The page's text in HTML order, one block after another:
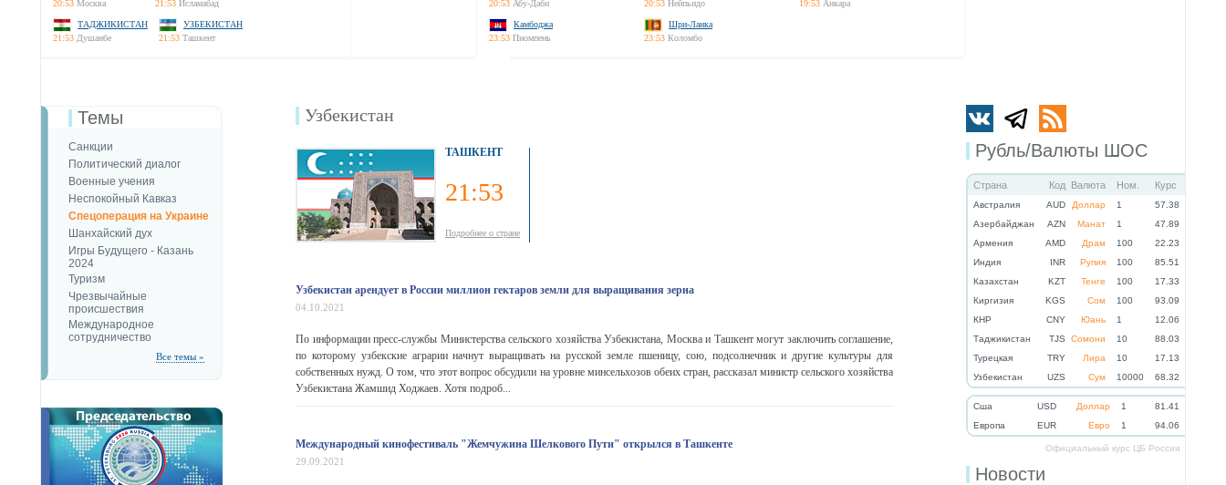
20:53 Москва
21:53 Исламабад
ТАДЖИКИСТАН
21:53 Душанбе
УЗБЕКИСТАН
21:53 Ташкент
20:53 Абу-Даби
20:53 Нейпьидо
19:53 Анкара
Камбоджа
23:53 Пномпень
Шри-Ланка
23:53 Коломбо
Рубль/Валюты ШОС
Страна Код Валюта Ном. Курс
Австралия AUD Доллар 1
57.38
Азербайджан
AZN Манат 1
47.89
Армения
AMD Драм 100
22.23
Индия
INR Рупия 100
85.51
Казахстан
KZT Тенге 100
17.33
Киргизия
KGS Сом 100
93.09
КНР
CNY Юань 1
12.06
Таджикистан
TJS Сомони 10
88.03
Турецкая
TRY Лира 10
17.13
Узбекистан
UZS Сум 10000 68.32
Cша USD Доллар 1
81.41
Eвропа
EUR Евро 1 94.06
Официальный курс ЦБ России
Новости
Темы
Санкции
Политический диалог
Военные учения
Неспокойный Кавказ
Спецоперация на Украине
Шанхайский дух
Игры Будущего - Казань
2024
Туризм
Чрезвычайные
происшествия
Международное
сотрудничество
Все темы »
Узбекистан
ТАШКЕНТ
21:53
Подробнее о стране
Узбекистан арендует в России миллион гектаров земли для выращивания зерна
04.10.2021
По информации пресс-службы Министерства сельского хозяйства Узбекистана, Москва и Ташкент могут заключить соглашение,
по которому узбекские аграрии начнут выращивать на русской земле пшеницу, сою, подсолнечник и другие культуры для
собственных нужд. О том, что этот вопрос обсудили на уровне минсельхозов обеих стран, рассказал министр сельского хозяйства
Узбекистана Жамшид Ходжаев. Хотя подроб...
Международный кинофестиваль "Жемчужина Шелкового Пути" открылся в Ташкенте
29.09.2021